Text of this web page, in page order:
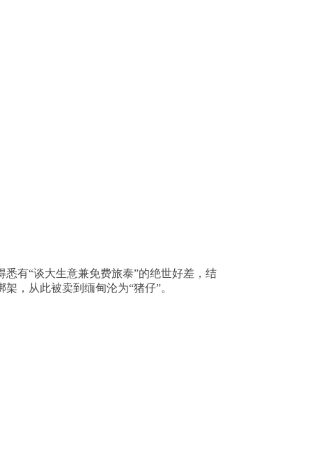
有“谈大生意兼免费旅泰”的绝世好差，结
，从此被卖到缅甸沦为“猪仔”。